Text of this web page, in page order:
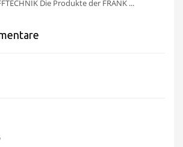
Die Produkte der FRANK ...